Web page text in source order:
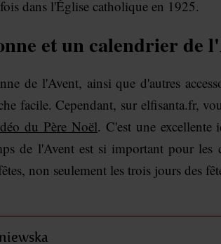
dans l'Église catholique en 1925.
et un calendrier de
de l'Avent, ainsi que d'autres
facile. Cependant, sur elfisanta.fr,
du Père Noël. C'est une excellente
de l'Avent est si important pour
non seulement les trois jours des